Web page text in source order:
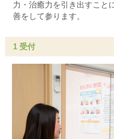
力・治癒力を引き出すこと
善をして参ります。
1 受付